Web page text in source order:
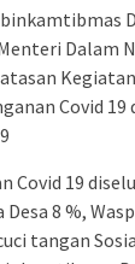
Dalam
Covid 19
Covid 19
8 %,
tangan